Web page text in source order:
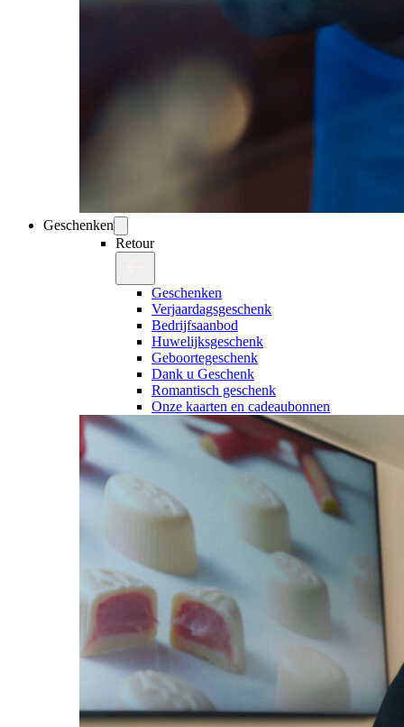
Geschenken
Retour
Geschenken
Verjaardagsgeschenk
Bedrijfsaanbod
Huwelijksgeschenk
Geboortegeschenk
Dank u Geschenk
Romantisch geschenk
Onze kaarten en cadeaubonnen